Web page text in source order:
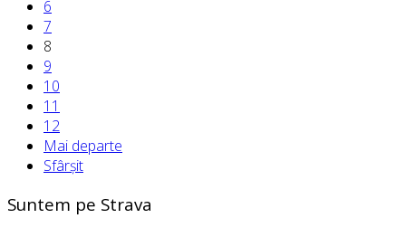
6
7
8
9
10
11
12
Mai departe
Sfârșit
Suntem pe Strava